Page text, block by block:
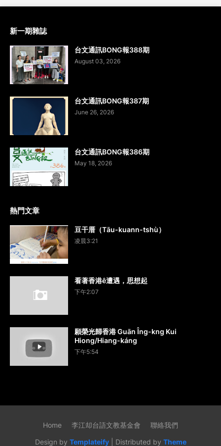
新一期雜誌
台文通訊BONG報388期
August 03, 2026
台文通訊BONG報387期
June 26, 2026
台文通訊BONG報386期
May 18, 2026
熱門文章
豆干厝（Tāu-kuann-tshù）
凌晨3:21
看著香港ê遭遇，思想起
下午2:07
願榮光歸香港 Guān Îng-kng Kui
Hiong/Hiang-káng
下午5:54
Design by Templateify| Distributed by Theme
Home 李江却台語文教基金會 聯絡我們